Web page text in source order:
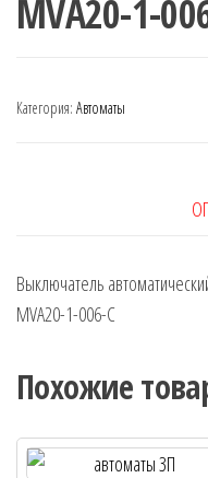
MVA20-1-
Категория: Автоматы
Выключатель
MVA20-1-006-C
Похожие